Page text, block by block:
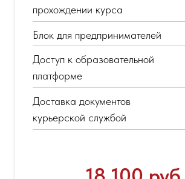
прохождении курса
Блок для предпринимателей
Доступ к образовательной
платформе
Доставка документов
курьерской службой